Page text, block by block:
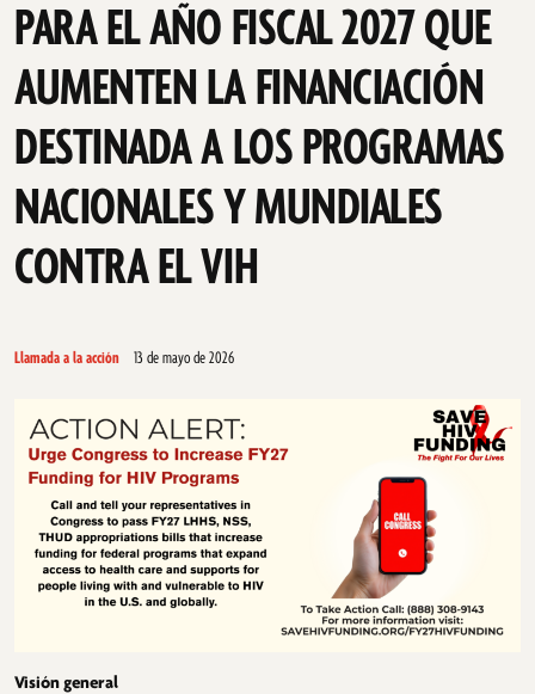
PARA EL AÑO FISCAL 2027 QUE
AUMENTEN LA FINANCIACIÓN
DESTINADA A LOS PROGRAMAS
NACIONALES Y MUNDIALES
CONTRA EL VIH
Llamada a la acción 13 de mayo de 2026
Visión general